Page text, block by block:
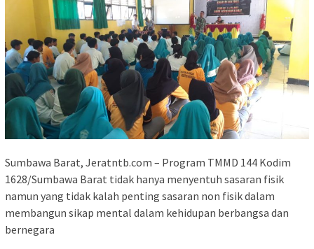
Sumbawa Barat, Jeratntb.com – Program TMMD 144 Kodim
1628/Sumbawa Barat tidak hanya menyentuh sasaran fisik
namun yang tidak kalah penting sasaran non fisik dalam
membangun sikap mental dalam kehidupan berbangsa dan
bernegara